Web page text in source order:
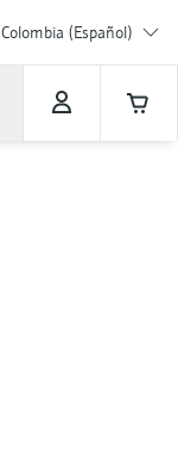
Colombia (Español)